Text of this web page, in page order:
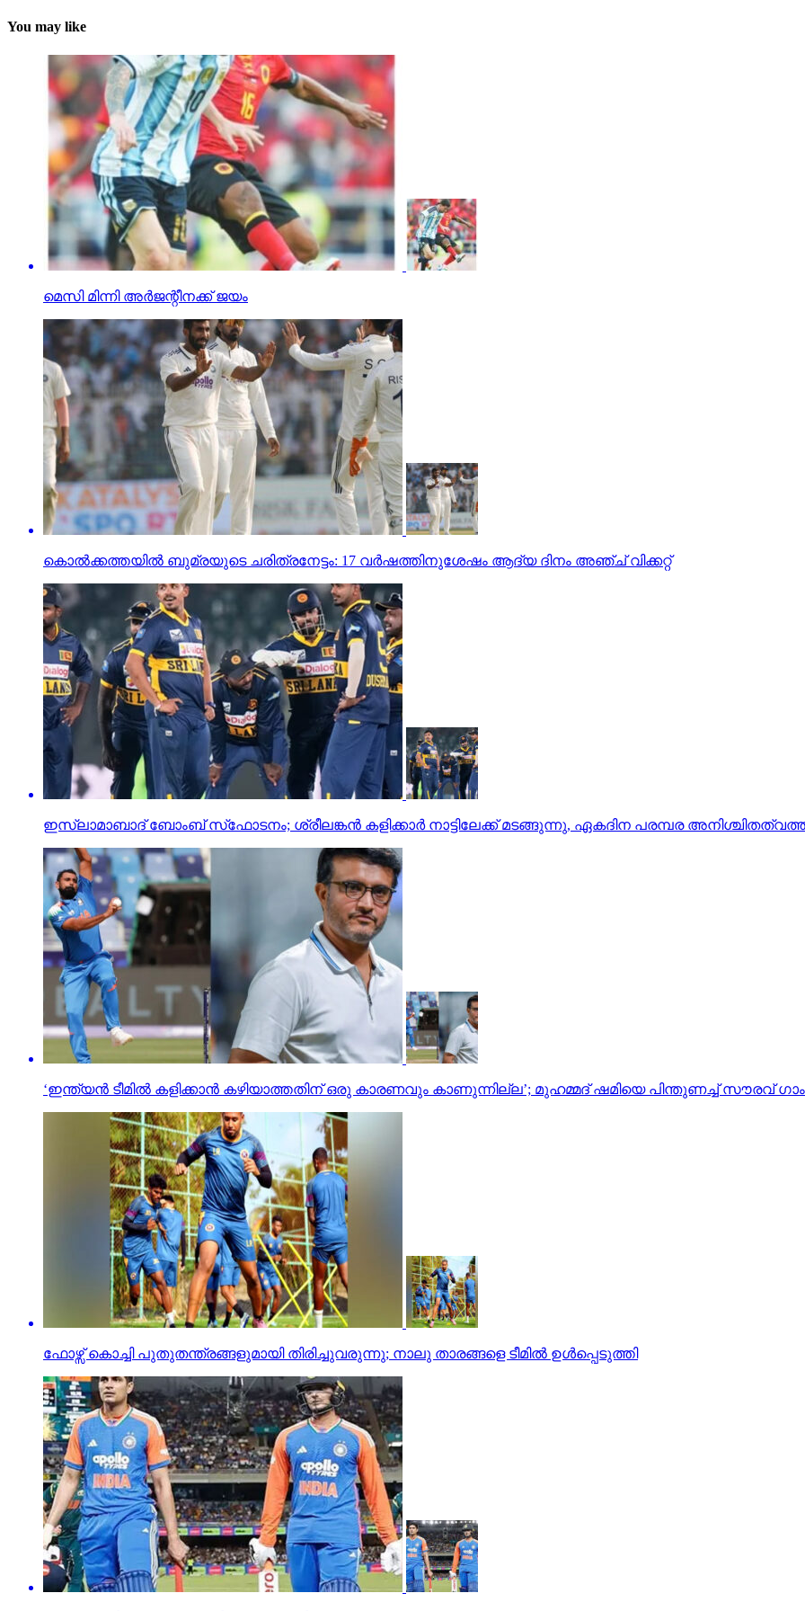
You may like
മെസി മിന്നി അര്‍ജന്റീനക്ക് ജയം
കൊല്‍ക്കത്തയില്‍ ബുമ്രയുടെ ചരിത്രനേട്ടം: 17 വര്‍ഷത്തിനുശേഷം ആദ്യ ദിനം അഞ്ച് വിക്കറ്റ്
ഇസ്ലാമാബാദ് ബോംബ് സ്‌ഫോടനം; ശ്രീലങ്കന്‍ കളിക്കാര്‍ നാട്ടിലേക്ക് മടങ്ങുന്നു, ഏകദിന പരമ്പര
‘ഇന്ത്യന്‍ ടീമില്‍ കളിക്കാന്‍ കഴിയാത്തതിന് ഒരു കാരണവും കാണുന്നില്ല’; മുഹമ്മദ് ഷമിയെ പിന്തുണച്ച് സൗരവ്
ഫോഴ്സ് കൊച്ചി പുതുതന്ത്രങ്ങളുമായി തിരിച്ചുവരുന്നു; നാലു താരങ്ങളെ ടീമില്‍ ഉള്‍പ്പെടുത്തി